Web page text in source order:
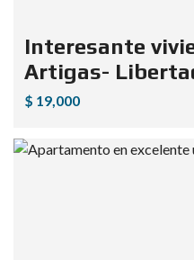
Interesante
Artigas-
$ 19,000